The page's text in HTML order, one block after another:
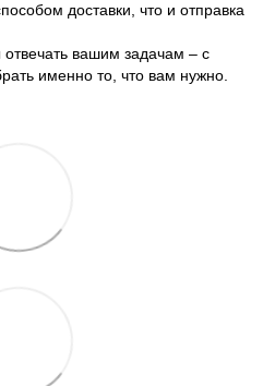
доставки, что и отправка
вашим задачам – с
именно то, что вам нужно.